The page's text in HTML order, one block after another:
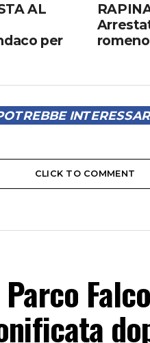
romeno
AL
per
CLICK TO COMMENT